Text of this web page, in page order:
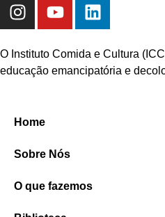
O Instituto Comida e Cultura
educação emancipatória e
Home
Sobre Nós
O que fazemos